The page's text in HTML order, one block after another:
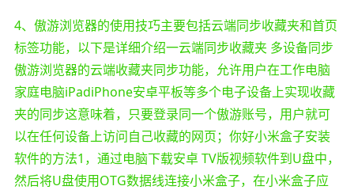
4、傲游浏览器的使用技巧主要包括云端同步收藏夹和首页
标签功能，以下是详细介绍一云端同步收藏夹 多设备同步
傲游浏览器的云端收藏夹同步功能，允许用户在工作电脑
家庭电脑iPadiPhone安卓平板等多个电子设备上实现收藏
夹的同步这意味着，只要登录同一个傲游账号，用户就可
以在任何设备上访问自己收藏的网页；你好小米盒子安装
软件的方法1，通过电脑下载安卓 TV版视频软件到U盘中，
然后将U盘使用OTG数据线连接小米盒子，在小米盒子应